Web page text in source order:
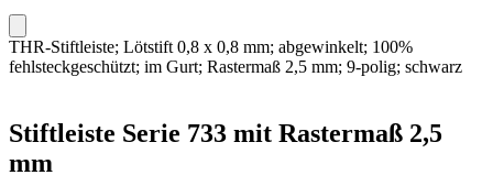
THR-Stiftleiste; Lötstift 0,8 x 0,8 mm; abgewinkelt; 100%
fehlsteckgeschützt; im Gurt; Rastermaß 2,5 mm; 9-polig; schwarz
Stiftleiste Serie 733 mit Rastermaß 2,5
mm